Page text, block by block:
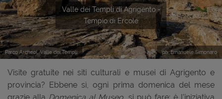
Valle dei Templi di Agrigento -
Tempio di Ercole
Parco Archeol. Valle dei Templi ph. Emanuele Simonaro
Visite gratuite nei siti culturali e musei di Agrigento e
provincia? Ebbene sì, ogni prima domenica del mese